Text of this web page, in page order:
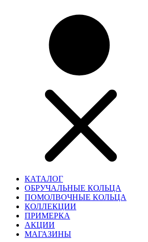
КАТАЛОГ
ОБРУЧАЛЬНЫЕ КОЛЬЦА
ПОМОЛВОЧНЫЕ КОЛЬЦА
КОЛЛЕКЦИИ
ПРИМЕРКА
АКЦИИ
МАГАЗИНЫ